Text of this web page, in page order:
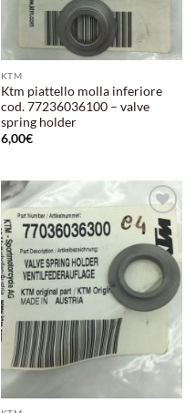
KTM
Ktm piattello molla inferiore
cod. 77236036100 – valve
spring holder
6,00€
Aggiungi
alla lista
desideri